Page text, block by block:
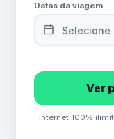
Datas da viagem
Selecione
Ver
Internet 100%